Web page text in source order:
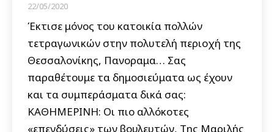
22/05/2020
Έκτισε μόνος του κατοικία πολλών
τετραγωνικών στην πολυτελή περιοχή της
Θεσσαλονίκης, Πανοραμα… Σας
παραθέτουμε τα δημοσιεύματα ως έχουν
και τα συμπεράσματα δικά σας:
ΚΑΘΗΜΕΡΙΝΗ: Οι πιο αλλόκοτες
«επενδύσεις» των βουλευτών, Της Μαριλής